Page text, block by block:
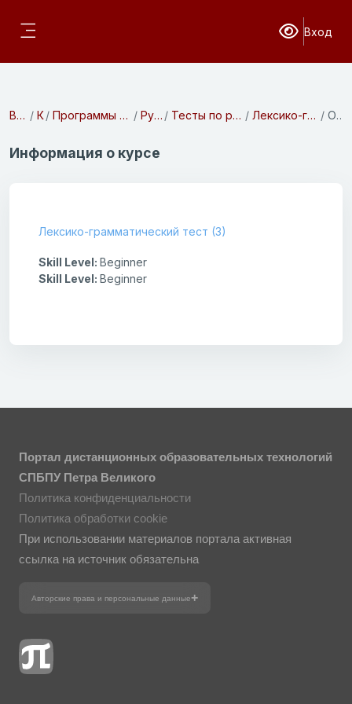
Версия для
Вход
В начало Курсы Программы предвузовской подготовки Русский язык Тесты по русскому языку. 1 семестр Лексико-грамматический тест (3) Описание
Информация о курсе
Лексико-грамматический тест (3)
Skill Level: Beginner
Skill Level: Beginner
Портал дистанционных образовательных технологий
СПБПУ Петра Великого
Политика конфиденциальности
Политика обработки cookie
При использовании материалов портала активная
ссылка на источник обязательна
Авторские права и персональные данные
Фотографии размещены с согласия
о персональных данных. Согласно
гражданина», все фотоматериалы